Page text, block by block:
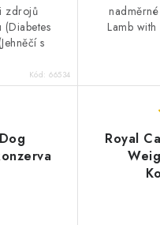
zdrojů
(Diabetes
s
Kód: 66534
Lamb with
Royal